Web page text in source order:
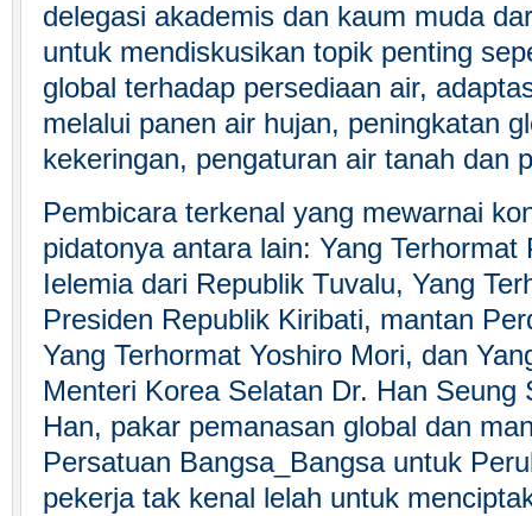
delegasi akademis dan kaum muda
untuk mendiskusikan topik penting
global terhadap persediaan air,
melalui panen air hujan, peningkatan
kekeringan, pengaturan air tanah dan
Pembicara terkenal yang mewarnai
pidatonya antara lain: Yang Terhormat
Ielemia dari Republik Tuvalu, Yang
Presiden Republik Kiribati, mantan
Yang Terhormat Yoshiro Mori, dan
Menteri Korea Selatan Dr. Han Seung
Han, pakar pemanasan global dan
Persatuan Bangsa_Bangsa untuk
pekerja tak kenal lelah untuk